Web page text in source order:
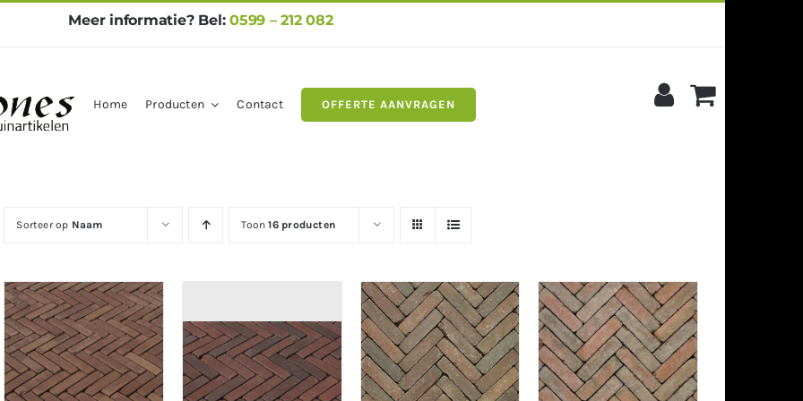
Meer informatie? Bel:0599 – 212 082
Home Producten Contact OFFERTE AANVRAGEN
Sorteer op Naam Toon16 producten